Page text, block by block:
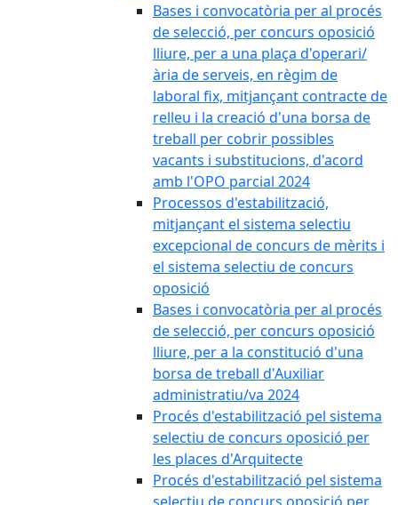
Bases i convocatòria per al procés
de selecció, per concurs oposició
lliure, per a una plaça d'operari/
ària de serveis, en règim de
laboral fix, mitjançant contracte de
relleu i la creació d'una borsa de
treball per cobrir possibles
vacants i substitucions, d'acord
amb l'OPO parcial 2024
Processos d'estabilització,
mitjançant el sistema selectiu
excepcional de concurs de mèrits i
el sistema selectiu de concurs
oposició
Bases i convocatòria per al procés
de selecció, per concurs oposició
lliure, per a la constitució d'una
borsa de treball d'Auxiliar
administratiu/va 2024
Procés d'estabilització pel sistema
selectiu de concurs oposició per
les places d'Arquitecte
Procés d'estabilització pel sistema